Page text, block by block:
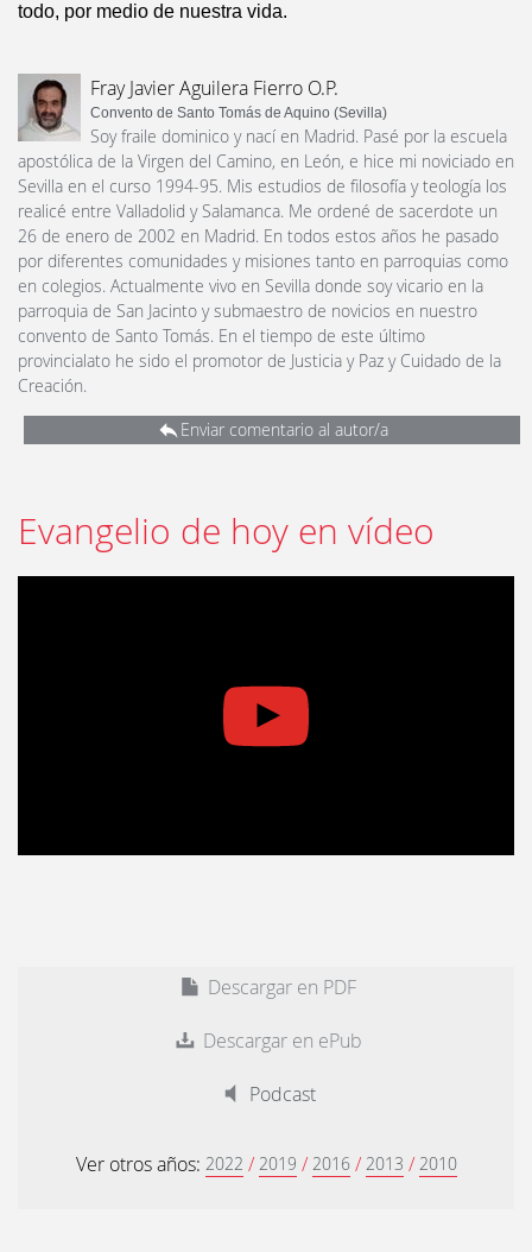
todo, por medio de nuestra vida.
Fray Javier Aguilera Fierro O.P.
Convento de Santo Tomás de Aquino (Sevilla)
Soy fraile dominico y nací en Madrid. Pasé por la escuela
apostólica de la Virgen del Camino, en León, e hice mi noviciado en
Sevilla en el curso 1994-95. Mis estudios de filosofía y teología los
realicé entre Valladolid y Salamanca. Me ordené de sacerdote un
26 de enero de 2002 en Madrid. En todos estos años he pasado
por diferentes comunidades y misiones tanto en parroquias como
en colegios. Actualmente vivo en Sevilla donde soy vicario en la
parroquia de San Jacinto y submaestro de novicios en nuestro
convento de Santo Tomás. En el tiempo de este último
provincialato he sido el promotor de Justicia y Paz y Cuidado de la
Creación.
Enviar comentario al autor/a
Evangelio de hoy en vídeo
Descargar en PDF
Descargar en ePub
Podcast
Ver otros años: 2022 / 2019 / 2016 / 2013 / 2010